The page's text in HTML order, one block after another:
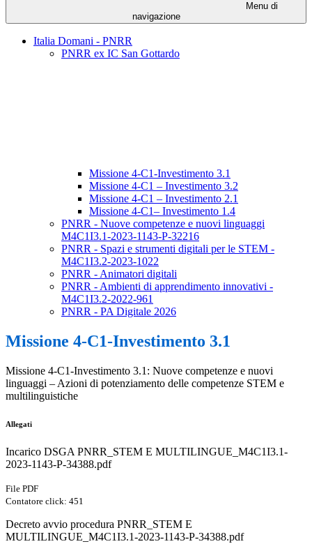
Menu di
navigazione
Italia Domani - PNRR
PNRR ex IC San Gottardo
Missione 4-C1-Investimento 3.1
Missione 4-C1 – Investimento 3.2
Missione 4-C1 – Investimento 2.1
Missione 4-C1– Investimento 1.4
PNRR - Nuove competenze e nuovi linguaggi
M4C1I3.1-2023-1143-P-32216
PNRR - Spazi e strumenti digitali per le STEM -
M4C1I3.2-2023-1022
PNRR - Animatori digitali
PNRR - Ambienti di apprendimento innovativi -
M4C1I3.2-2022-961
PNRR - PA Digitale 2026
Missione 4-C1-Investimento 3.1
Missione 4-C1-Investimento 3.1: Nuove competenze e nuovi
linguaggi – Azioni di potenziamento delle competenze STEM e
multilinguistiche
Allegati
Incarico DSGA PNRR_STEM E MULTILINGUE_M4C1I3.1-
2023-1143-P-34388.pdf
File PDF
Contatore click: 451
Decreto avvio procedura PNRR_STEM E
MULTILINGUE_M4C1I3.1-2023-1143-P-34388.pdf